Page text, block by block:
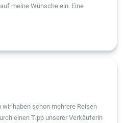
meine Wünsche ein. Eine
haben schon mehrere Reisen
einen Tipp unserer Verkäuferin